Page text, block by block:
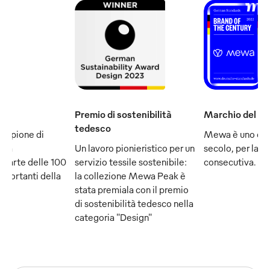
di
fa
delle 100
della
Premio di sostenibilità
tedesco
Un lavoro pionieristico per un
servizio tessile sostenibile:
la collezione Mewa Peak è
stata premiala con il premio
di sostenibilità tedesco nella
categoria "Design"
Marchio del
Mewa è uno
secolo, per la
consecutiva.